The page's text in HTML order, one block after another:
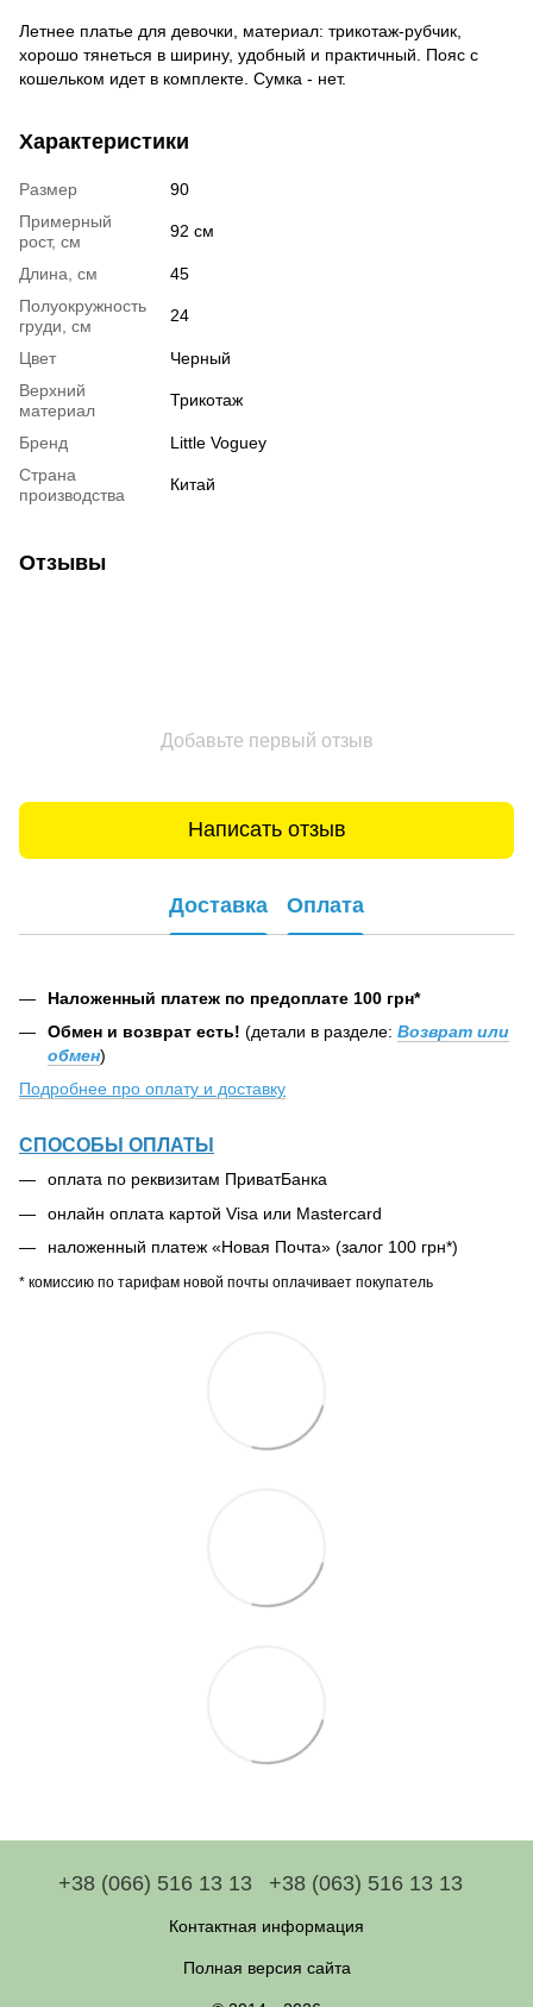
Летнее платье для девочки, материал: трикотаж-рубчик,
хорошо тянеться в ширину, удобный и практичный. Пояс с
кошельком идет в комплекте. Сумка - нет.
Характеристики
Размер
90
Примерный
рост, см
92 см
Длина, см
45
Полуокружность
груди, см
24
Цвет
Черный
Верхний
материал
Трикотаж
Бренд
Little Voguey
Страна
производства
Китай
Отзывы
Добавьте первый отзыв
Написать отзыв
Доставка Оплата
Наложенный платеж по предоплате 100 грн*
Обмен и возврат есть! (детали в разделе: Возврат или
обмен)
Подробнее про оплату и доставку
СПОСОБЫ ОПЛАТЫ
оплата по реквизитам ПриватБанка
онлайн оплата картой Visa или Mastercard
наложенный платеж «Новая Почта» (залог 100 грн*)
* комиссию по тарифам новой почты оплачивает покупатель
+38 (066) 516 13 13 +38 (063) 516 13 13
Контактная информация
Полная версия сайта